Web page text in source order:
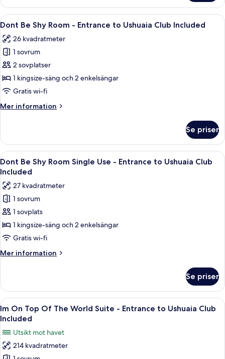
to
Ushuaia
Club
Included
Can
Happen
Suite
Stage
View
Entrance
to
Ushuaia
Club
Included
Öppna
alla
foton
för
Dont
Be
Shy
Entrance
Club
Included
Ett hotellrum med en säng, ett
6
Dont Be Shy Room - Entrance to Ushuaia Club Included
26 kvadratmeter
1 sovrum
2 sovplatser
1 kingsize-säng och 2 enkelsängar
Gratis wi-fi
Mer information
Mer
Be
Shy
Room -
Entrance
Ushuaia
Club
Included
Se priser
Öppna
alla
foton
för
Dont
Be
Shy
Room
Single
Use -
to
Ushuaia
Club
Included
Ett hotellrum med en säng, ett
6
Dont Be Shy Room Single Use - Entrance to Ushuaia Club
Included
27 kvadratmeter
1 sovrum
1 sovplats
1 kingsize-säng och 2 enkelsängar
Gratis wi-fi
Mer information
Mer
Be
Shy
Room
Single
Entrance
to
Ushuaia
Se priser
Öppna
alla
för
Im
Ett modernt hotellrum med en stor
8
Im On Top Of The World Suite - Entrance to Ushuaia Club
Included
Utsikt mot havet
214 kvadratmeter